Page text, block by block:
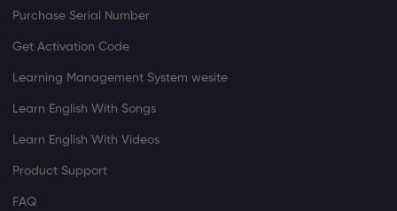
Purchase Serial Number
Get Activation Code
Learning Management System wesite
Learn English With Songs
Learn English With Videos
Product Support
FAQ